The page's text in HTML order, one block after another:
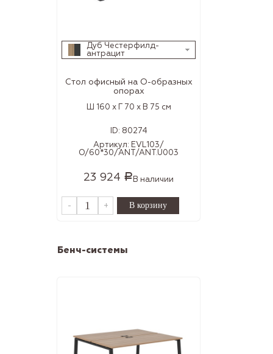
Дуб Честерфилд-
антрацит
Стол офисный на О-образных
опорах
Ш 160 x Г 70 x В 75 см
ID: 80274
Артикул: EVL103/
О/60*30/ANT/ANT.U003
23 924 Р В наличии
- +
Бенч-системы